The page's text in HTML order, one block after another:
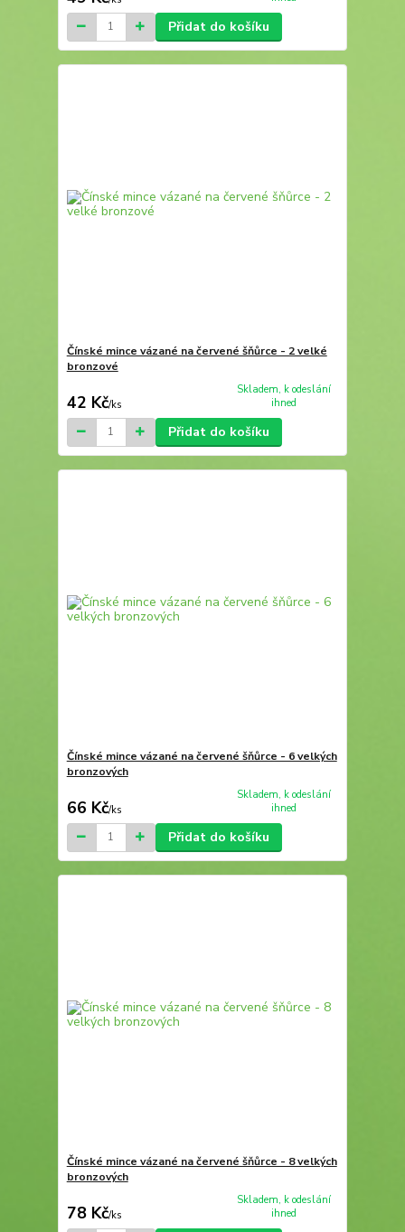
Přidat do košíku
Čínské mince vázané na červené šňůrce - 2 velké
bronzové
42 Kč/ks
Skladem, k odeslání
ihned
Přidat do košíku
Čínské mince vázané na červené šňůrce - 6 velkých
bronzových
66 Kč/ks
Skladem, k odeslání
ihned
Přidat do košíku
Čínské mince vázané na červené šňůrce - 8 velkých
bronzových
78 Kč/ks
Skladem, k odeslání
ihned